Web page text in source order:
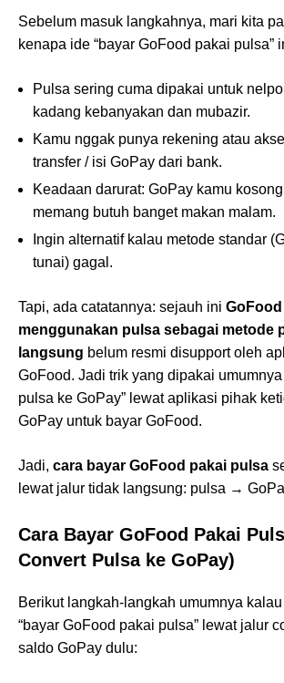
Sebelum masuk langkahnya, mari kita
kenapa ide “bayar GoFood pakai pulsa”
Pulsa sering cuma dipakai untuk
kadang kebanyakan dan mubazir.
Kamu nggak punya rekening atau
transfer / isi GoPay dari bank.
Keadaan darurat: GoPay kamu
memang butuh banget makan malam.
Ingin alternatif kalau metode standar
tunai) gagal.
Tapi, ada catatannya: sejauh ini
menggunakan pulsa sebagai metode
langsung belum resmi disupport oleh
GoFood. Jadi trik yang dipakai
pulsa ke GoPay” lewat aplikasi pihak
GoPay untuk bayar GoFood.
Jadi, cara bayar GoFood pakai pulsa
lewat jalur tidak langsung: pulsa →
Cara Bayar GoFood Pakai
Convert Pulsa ke GoPay)
Berikut langkah-langkah umumnya
“bayar GoFood pakai pulsa” lewat jalur
saldo GoPay dulu: